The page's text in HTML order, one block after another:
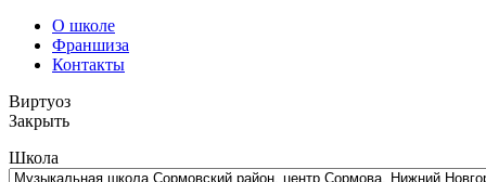
О школе
Франшиза
Контакты
Виртуоз
Закрыть
Школа